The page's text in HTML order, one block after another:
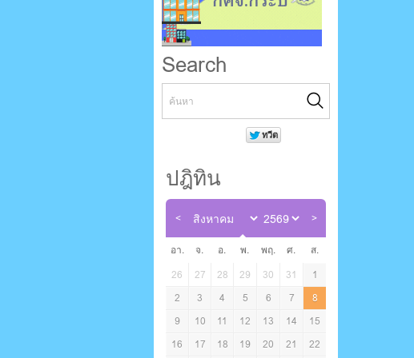
Search
ปฎิทิน
อา. จ. อ. พ. พฤ. ศ.
ส.
26
27 28 29 30 31
1
2
3 4 5 6 7
8
9
10 11 12 13 14
15
16
17 18 19 20 21 22